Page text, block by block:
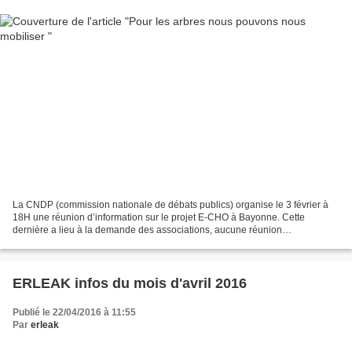
La CNDP (commission nationale de débats publics) organise le 3 février à
18H une réunion d’information sur le projet E-CHO à Bayonne. Cette
dernière a lieu à la demande des associations, aucune réunion
ERLEAK infos du mois d'avril 2016
Publié le 22/04/2016 à 11:55
Par erleak